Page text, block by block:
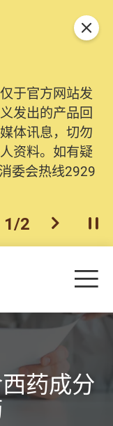
于官方网站发
发出的产品回
体讯息，切勿
资料。如有疑
委会热线2929
一个
1/2 下一个开
关闭
目
药成分